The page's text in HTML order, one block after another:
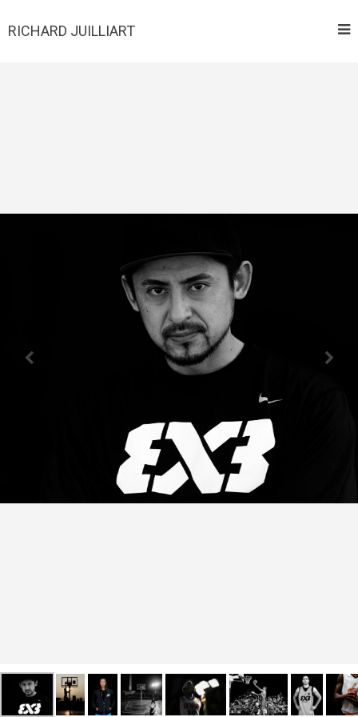
RICHARD JUILLIART